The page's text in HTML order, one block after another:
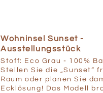
Wohninsel Sunset -
Ausstellungsstück
Stoff: Eco Grau - 100%
Stellen Sie die „Sunset“
Raum oder planen Sie
Ecklösung! Das Modell